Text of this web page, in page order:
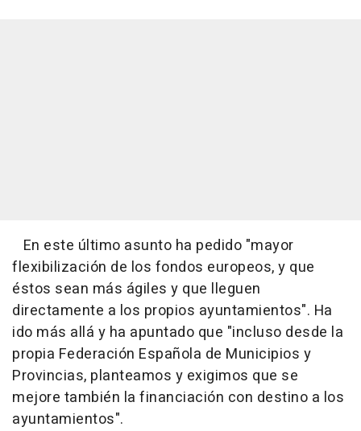
En este último asunto ha pedido "mayor
flexibilización de los fondos europeos, y que
éstos sean más ágiles y que lleguen
directamente a los propios ayuntamientos". Ha
ido más allá y ha apuntado que "incluso desde la
propia Federación Española de Municipios y
Provincias, planteamos y exigimos que se
mejore también la financiación con destino a los
ayuntamientos".